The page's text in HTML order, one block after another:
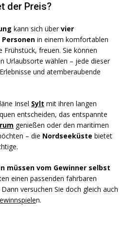
der Preis?
kann sich übervier
in einem komfortablen
Frühstück, freuen. Sie können
Urlaubsorte wählen – jede dieser
und atemberaubende
Insel Sylt mit ihren langen
entscheiden, das entspannte
genießen oder den maritimen
– die Nordseeküste bietet
müssen vom Gewinner selbst
einen passenden fahrbaren
versuchen Sie doch gleich auch
n.